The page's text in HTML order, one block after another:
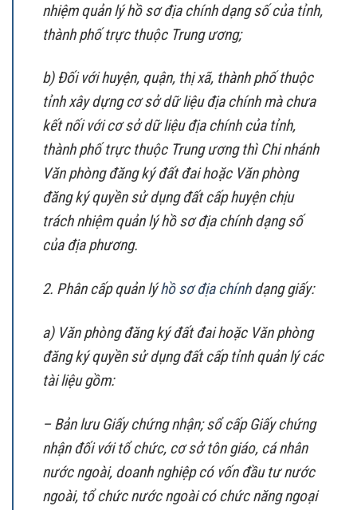
nhiệm quản lý hồ sơ địa chính dạng số của tỉnh,
thành phố trực thuộc Trung ương;
b) Đối với huyện, quận, thị xã, thành phố thuộc
tỉnh xây dựng cơ sở dữ liệu địa chính mà chưa
kết nối với cơ sở dữ liệu địa chính của tỉnh,
thành phố trực thuộc Trung ương thì Chi nhánh
Văn phòng đăng ký đất đai hoặc Văn phòng
đăng ký quyền sử dụng đất cấp huyện chịu
trách nhiệm quản lý hồ sơ địa chính dạng số
của địa phương.
2. Phân cấp quản lýhồ sơ địa chínhdạng giấy:
a) Văn phòng đăng ký đất đai hoặc Văn phòng
đăng ký quyền sử dụng đất cấp tỉnh quản lý các
tài liệu gồm:
– Bản lưu Giấy chứng nhận; sổ cấp Giấy chứng
nhận đối với tổ chức, cơ sở tôn giáo, cá nhân
nước ngoài, doanh nghiệp có vốn đầu tư nước
ngoài, tổ chức nước ngoài có chức năng ngoại